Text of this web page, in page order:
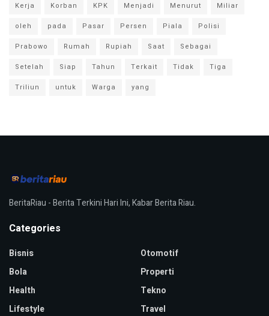
Kerja
Korban KPK Menjadi Menurut
Miliar
oleh
pada Pasar Persen Piala
Polisi
Prabowo
Rumah Rupiah Saat
Sebagai
Setelah
Siap Tahun Terkait Tidak
Tiga
Triliun
untuk Warga yang
BeritaRiau - Berita Terkini Hari Ini, Kabar Berita Riau.
Categories
Bisnis
Bola
Health
Lifestyle
Otomotif
Properti
Tekno
Travel